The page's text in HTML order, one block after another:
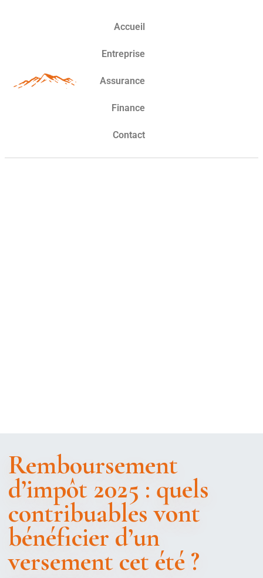
Accueil
Entreprise
Assurance
Finance
Contact
Remboursement
d’impôt 2025 : quels
contribuables vont
bénéficier d’un
versement cet été ?